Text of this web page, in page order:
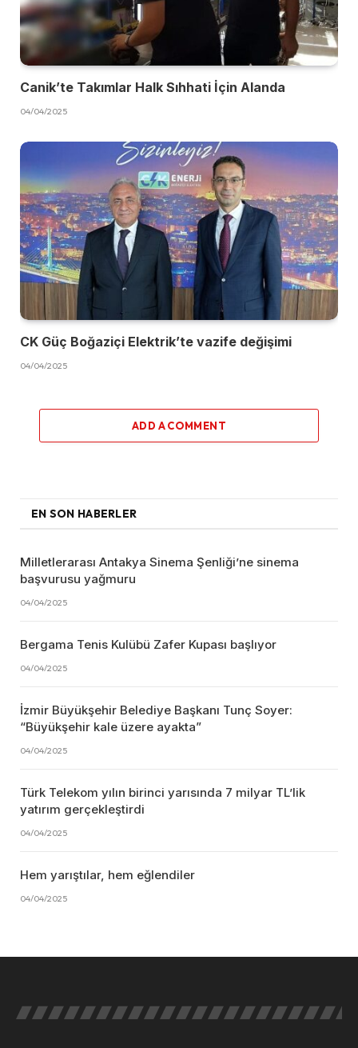
Canik’te Takımlar Halk Sıhhati İçin Alanda
04/04/2025
CK Güç Boğaziçi Elektrik’te vazife değişimi
04/04/2025
ADD A COMMENT
EN SON HABERLER
Milletlerarası Antakya Sinema Şenliği’ne sinema
başvurusu yağmuru
04/04/2025
Bergama Tenis Kulübü Zafer Kupası başlıyor
04/04/2025
İzmir Büyükşehir Belediye Başkanı Tunç Soyer:
“Büyükşehir kale üzere ayakta”
04/04/2025
Türk Telekom yılın birinci yarısında 7 milyar TL’lik
yatırım gerçekleştirdi
04/04/2025
Hem yarıştılar, hem eğlendiler
04/04/2025